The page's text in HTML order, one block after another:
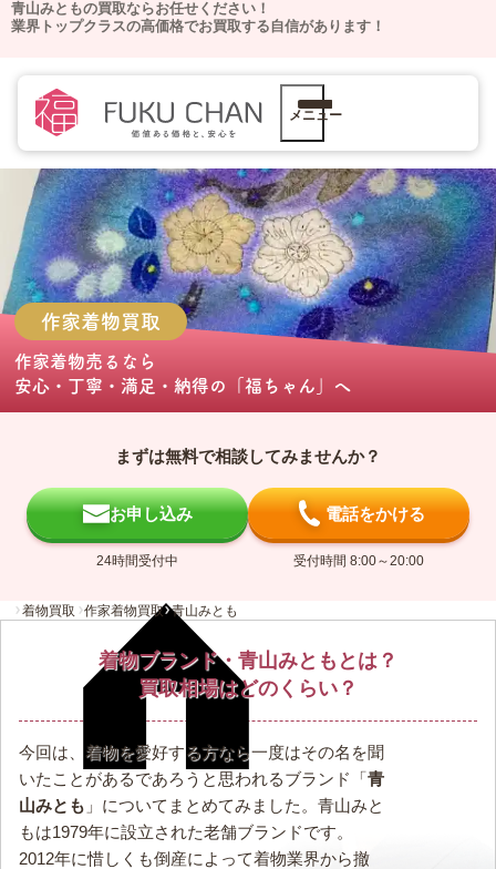
青山みともの買取ならお任せください！
業界トップクラスの高価格でお買取する自信があります！
メニュー
作家着物買取
作家着物売る なら
安心・丁寧・満足・納得の
「福ちゃん」 へ
まずは無料で相談してみませんか？
お申し込み
24時間受付中
電話をかける
受付時間 8:00～20:00
着物買取 作家着物買取 青山みとも
着物ブランド・青山みともとは？
買取相場はどのくらい？
今回は、着物を愛好する方なら一度はその名を聞
いたことがあるであろうと思われるブランド「青
山みとも 」についてまとめてみました。青山みと
もは1979年に設立された老舗ブランドです。
2012年に惜しくも倒産によって着物業界から撤